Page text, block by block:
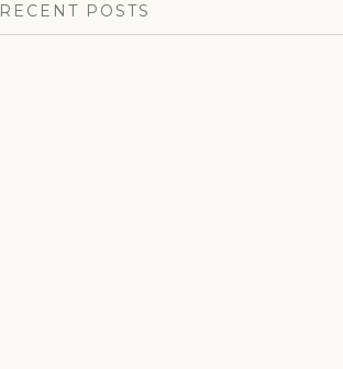
RECENT POSTS